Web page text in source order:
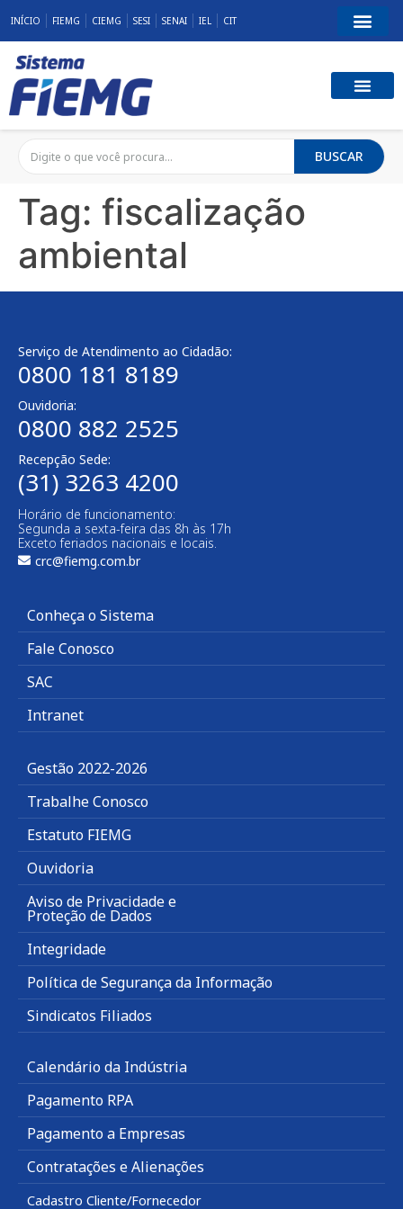
INÍCIO FIEMG CIEMG SESI SENAI IEL CIT
BUSCAR
Tag: fiscalização
ambiental
Serviço de Atendimento ao Cidadão:
0800 181 8189
Ouvidoria:
0800 882 2525​
Recepção Sede:
(31) 3263 4200
Horário de funcionamento:
Segunda a sexta-feira das 8h às 17h
Exceto feriados nacionais e locais.
crc@fiemg.com.br
Conheça o Sistema
Fale Conosco
SAC
Intranet
Gestão 2022-2026
Trabalhe Conosco
Estatuto FIEMG
Ouvidoria
Aviso de Privacidade e
Proteção de Dados
Integridade
Política de Segurança da Informação
Sindicatos Filiados
Calendário da Indústria
Pagamento RPA
Pagamento a Empresas
Contratações e Alienações
Cadastro Cliente/Fornecedor